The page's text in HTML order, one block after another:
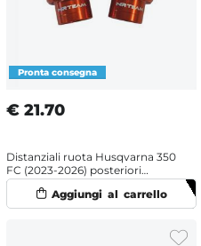
€ 21.70
Distanziali ruota Husqvarna 350
FC (2023-2026) posteriori
Arancione